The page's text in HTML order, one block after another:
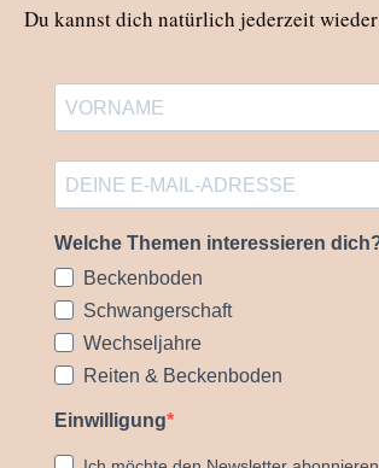
Du kannst dich natürlich jederzeit